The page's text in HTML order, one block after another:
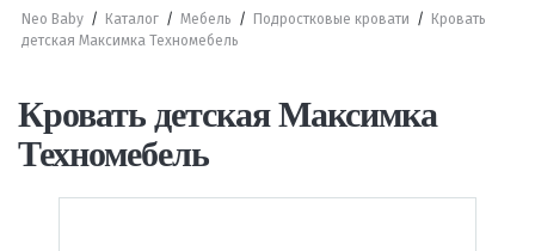
Neo Baby / Каталог / Мебель / Подростковые кровати /
Кровать
детская Максимка Техномебель
Кровать детская Максимка
Техномебель